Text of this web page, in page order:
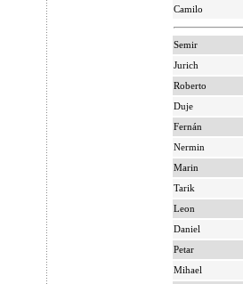
Camilo
Semir
Jurich
Roberto
Duje
Fernán
Nermin
Marin
Tarik
Leon
Daniel
Petar
Mihael